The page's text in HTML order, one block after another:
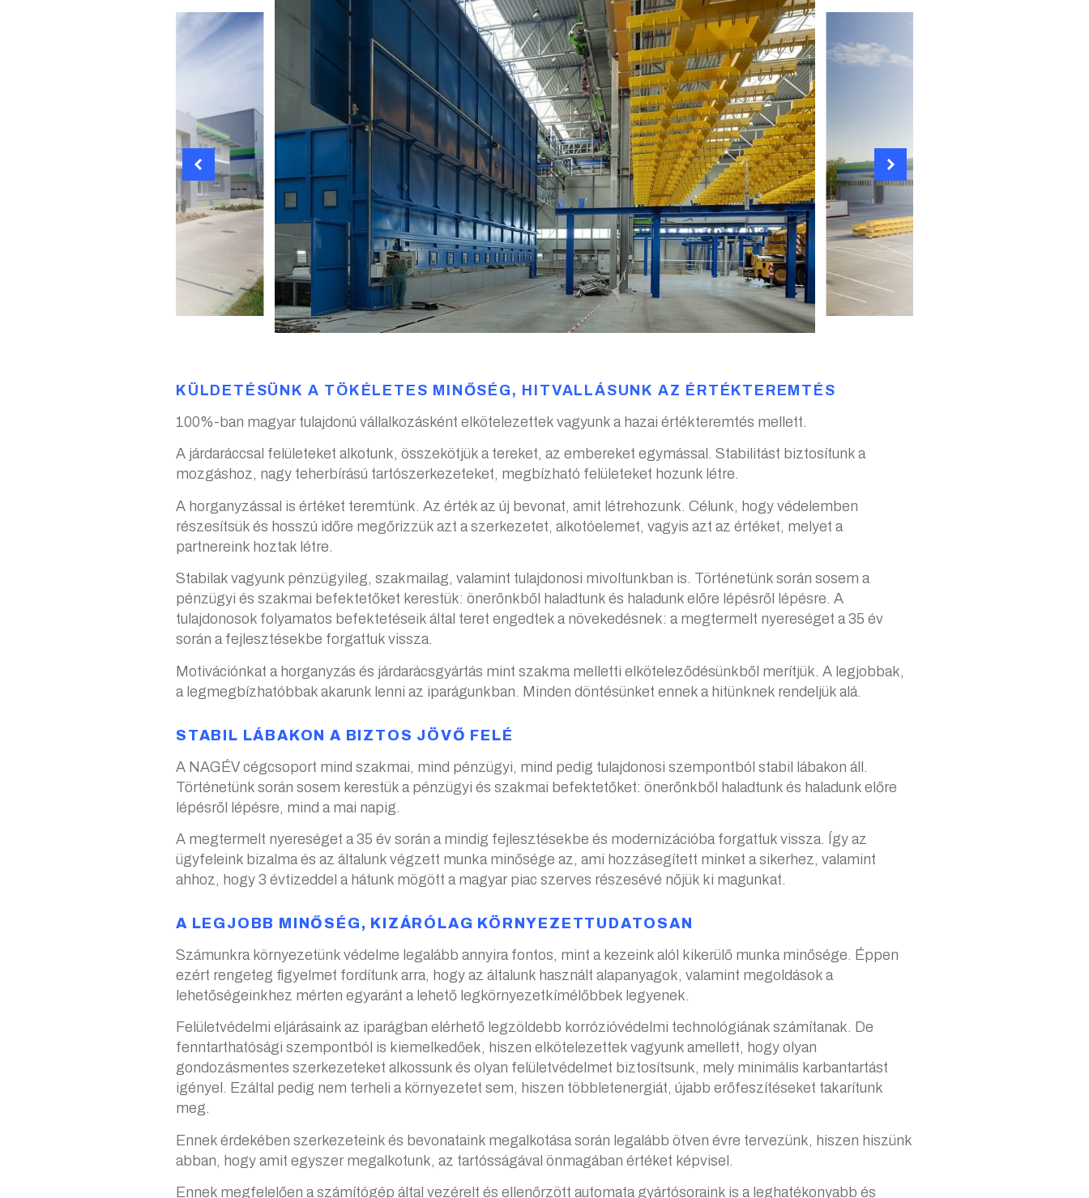
KÜLDETÉSÜNK A TÖKÉLETES MINŐSÉG, HITVALLÁSUNK AZ ÉRTÉKTEREMTÉS
100%-ban magyar tulajdonú vállalkozásként elkötelezettek vagyunk a hazai értékteremtés mellett.
A járdaráccsal felületeket alkotunk, összekötjük a tereket, az embereket egymással. Stabilitást biztosítunk a
mozgáshoz, nagy teherbírású tartószerkezeteket, megbízható felületeket hozunk létre.
A horganyzással is értéket teremtünk. Az érték az új bevonat, amit létrehozunk. Célunk, hogy védelemben
részesítsük és hosszú időre megőrizzük azt a szerkezetet, alkotóelemet, vagyis azt az értéket, melyet a
partnereink hoztak létre.
Stabilak vagyunk pénzügyileg, szakmailag, valamint tulajdonosi mivoltunkban is. Történetünk során sosem a
pénzügyi és szakmai befektetőket kerestük: önerőnkből haladtunk és haladunk előre lépésről lépésre. A
tulajdonosok folyamatos befektetéseik által teret engedtek a növekedésnek: a megtermelt nyereséget a 35 év
során a fejlesztésekbe forgattuk vissza.
Motivációnkat a horganyzás és járdarácsgyártás mint szakma melletti elköteleződésünkből merítjük. A legjobbak,
a legmegbízhatóbbak akarunk lenni az iparágunkban. Minden döntésünket ennek a hitünknek rendeljük alá.
STABIL LÁBAKON A BIZTOS JÖVŐ FELÉ
A NAGÉV cégcsoport mind szakmai, mind pénzügyi, mind pedig tulajdonosi szempontból stabil lábakon áll.
Történetünk során sosem kerestük a pénzügyi és szakmai befektetőket: önerőnkből haladtunk és haladunk előre
lépésről lépésre, mind a mai napig.
A megtermelt nyereséget a 35 év során a mindig fejlesztésekbe és modernizációba forgattuk vissza. Így az
ügyfeleink bizalma és az általunk végzett munka minősége az, ami hozzásegített minket a sikerhez, valamint
ahhoz, hogy 3 évtizeddel a hátunk mögött a magyar piac szerves részesévé nőjük ki magunkat.
A LEGJOBB MINŐSÉG, KIZÁRÓLAG KÖRNYEZETTUDATOSAN
Számunkra környezetünk védelme legalább annyira fontos, mint a kezeink alól kikerülő munka minősége. Éppen
ezért rengeteg figyelmet fordítunk arra, hogy az általunk használt alapanyagok, valamint megoldások a
lehetőségeinkhez mérten egyaránt a lehető legkörnyezetkímélőbbek legyenek.
Felületvédelmi eljárásaink az iparágban elérhető legzöldebb korrózióvédelmi technológiának számítanak. De
fenntarthatósági szempontból is kiemelkedőek, hiszen elkötelezettek vagyunk amellett, hogy olyan
gondozásmentes szerkezeteket alkossunk és olyan felületvédelmet biztosítsunk, mely minimális karbantartást
igényel. Ezáltal pedig nem terheli a környezetet sem, hiszen többletenergiát, újabb erőfeszítéseket takarítunk
meg.
Ennek érdekében szerkezeteink és bevonataink megalkotása során legalább ötven évre tervezünk, hiszen hiszünk
abban, hogy amit egyszer megalkotunk, az tartósságával önmagában értéket képvisel.
Ennek megfelelően a számítógép által vezérelt és ellenőrzött automata gyártósoraink is a leghatékonyabb és